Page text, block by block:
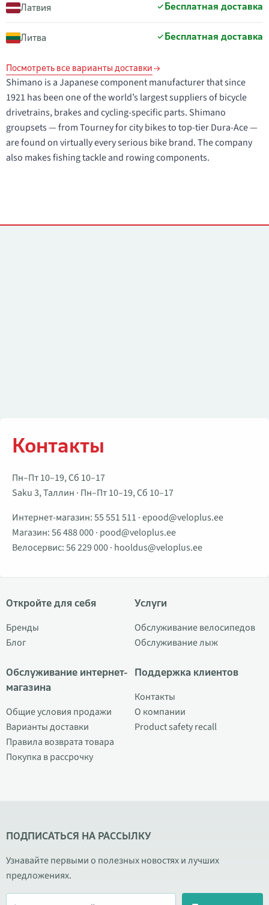
Латвия Бесплатная доставка
Литва Бесплатная доставка
Посмотреть все варианты доставки
Shimano is a Japanese component manufacturer that since
1921 has been one of the world’s largest suppliers of bicycle
drivetrains, brakes and cycling-specific parts. Shimano
groupsets — from Tourney for city bikes to top-tier Dura-Ace —
are found on virtually every serious bike brand. The company
also makes fishing tackle and rowing components.
Контакты
Пн–Пт 10–19, Сб 10–17
Saku 3, Таллин · Пн–Пт 10–19, Сб 10–17
Интернет-магазин:55 551 511 ·epood@veloplus.ee
Магазин:56 488 000· pood@veloplus.ee
Велосервис:56 229 000· hooldus@veloplus.ee
Откройте для себя
Бренды
Блог
Обслуживание интернет-
магазина
Общие условия продажи
Варианты доставки
Правила возврата товара
Покупка в рассрочку
Услуги
Обслуживание велосипедов
Обслуживание лыж
Поддержка клиентов
Контакты
О компании
Product safety recall
ПОДПИСАТЬСЯ НА РАССЫЛКУ
Узнавайте первыми о полезных новостях и лучших
предложениях.